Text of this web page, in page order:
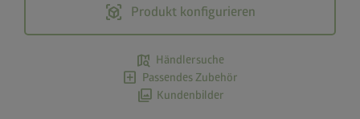
view_in_ar Produkt konfigurieren
map_search Händlersuche
add_box Passendes Zubehör
photo_library Kundenbilder